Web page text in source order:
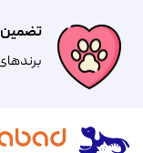
تضمین